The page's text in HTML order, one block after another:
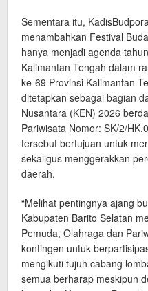
Sementara itu,
menambahkan Festival
hanya menjadi agenda
Kalimantan Tengah dalam
ke-69 Provinsi Kalimantan
ditetapkan sebagai bagian
Nusantara (KEN) 2026
Pariwisata Nomor: SK/2/
tersebut bertujuan untuk
sekaligus menggerakkan
daerah.
“Melihat pentingnya ajang
Kabupaten Barito Selatan
Pemuda, Olahraga dan
kontingen untuk
mengikuti tujuh cabang
semua berharap meskipun